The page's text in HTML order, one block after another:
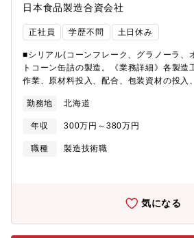
日本食品製造合資会社
正社員 学歴不問 土日休み
■シリアル(コーンフレーク、グラノーラ、
トコーン缶詰の製造。《業務詳細》各製造
作業、原材料投入、配合、包装資材の投入
など。缶詰製造時は野菜の目視確認、缶詰
の操作補助や箱詰作業パレット積み作業、
す。*業務習得まで2人体制にてOJTを行い
コツコツできる業務で安心です。*食品の
勤務地 北海道
年収 300万円～380万円
職種
製造技術職
気になる